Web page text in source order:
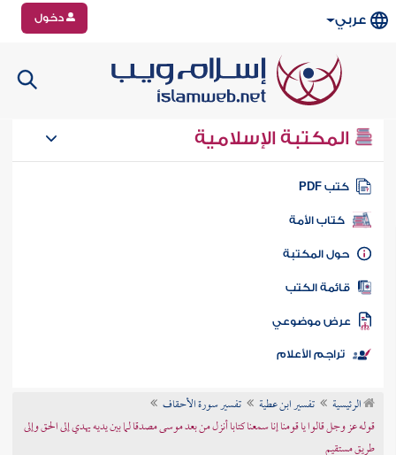
عربي دخول
المكتبة الإسلامية
كتب PDF
كتاب الأمة
المكتبة
الكتب
موضوعي
تراجم الأعلام
الرئيسية تفسير ابن عطية
تفسير سورة الأحقاف
قوله عز وجل قالوا يا قومنا إنا سمعنا كتابا أنزل من بعد موسى مصدقا لما بين يديه يهدي إلى الحق وإلى
طريق مستقيم